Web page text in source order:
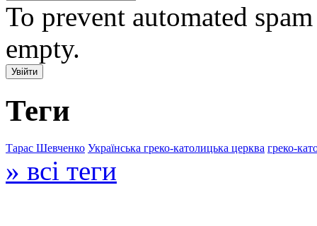
To prevent automated
empty.
Теги
Тарас Шевченко Українська греко-католицька церква греко-
» всі теги